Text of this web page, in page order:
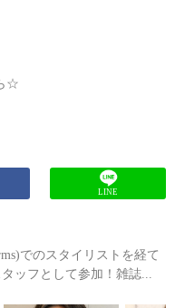
☆
LINE
でのスタイリストを経て
ッフとして参加！雑誌...